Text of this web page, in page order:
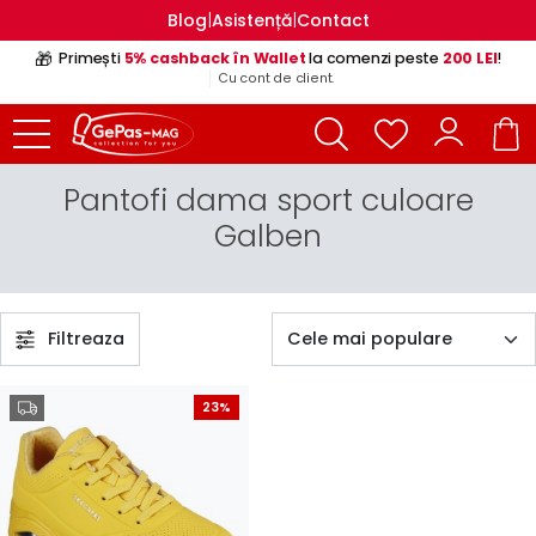
Blog|Asistență|Contact
🎁 Primești 5% cashback în Walletla comenzi peste 200 LEI!
Cu cont de client.
Pantofi dama sport culoare
Galben
Filtreaza
23%